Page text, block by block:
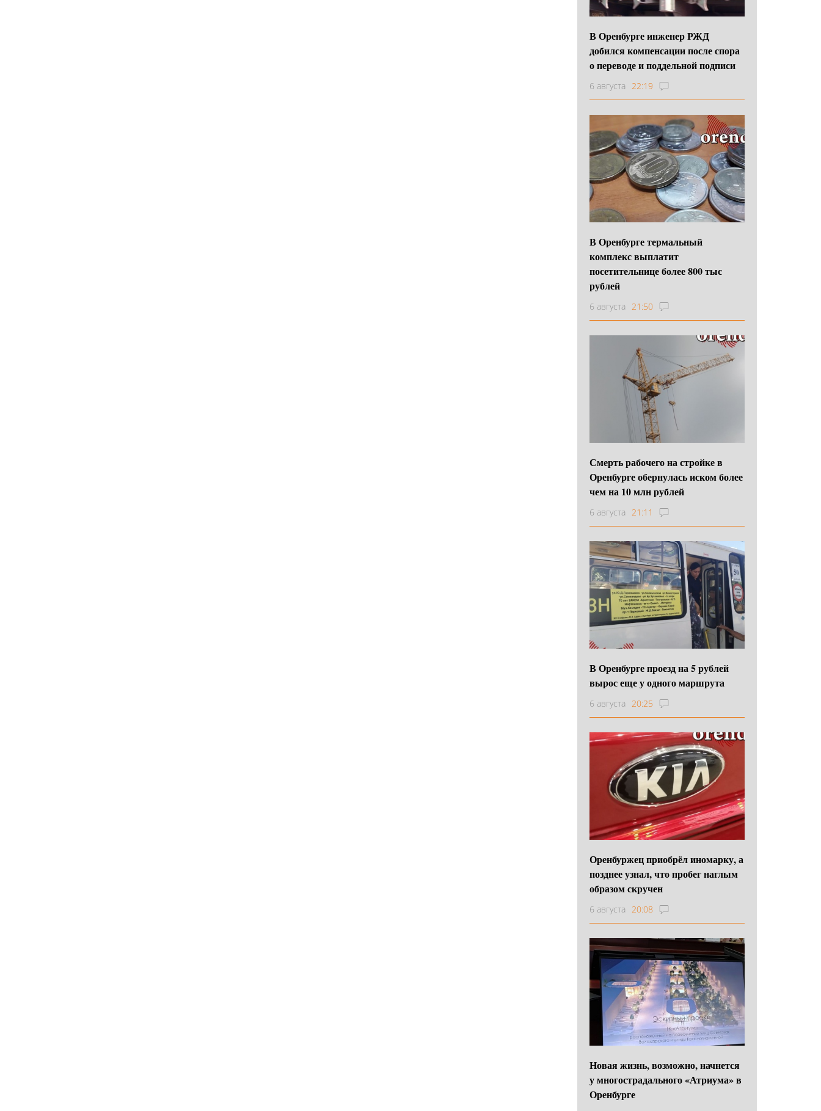
В Оренбурге инженер РЖД
добился компенсации после спора
о переводе и поддельной подписи
6 августа 22:19
В Оренбурге термальный
комплекс выплатит
посетительнице более 800 тыс
рублей
6 августа 21:50
Смерть рабочего на стройке в
Оренбурге обернулась иском более
чем на 10 млн рублей
6 августа 21:11
В Оренбурге проезд на 5 рублей
вырос еще у одного маршрута
6 августа 20:25
Оренбуржец приобрёл иномарку, а
позднее узнал, что пробег наглым
образом скручен
6 августа 20:08
Новая жизнь, возможно, начнется
у многострадального «Атриума» в
Оренбурге